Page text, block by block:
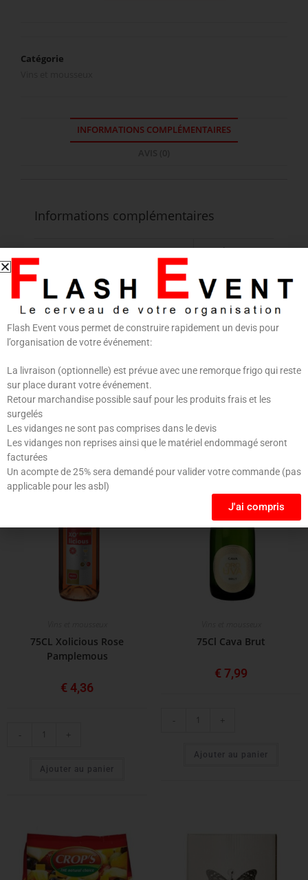
Catégorie
INFORMATIONS COMPLÉMENTAIRES
Informations complémentaires
CONDITIONNEMENT
75 cl
CLASSIFICATION
Vin rosé
Produits similaires
75CL Xolicious Rose
Pamplemous
€ 4,36
- +
Ajouter au panier
75Cl Cava Brut
€ 7,99
- +
Ajouter au panier
Flash Event vous permet de construire rapidement un devis pour
l’organisation de votre événement:
La livraison (optionnelle) est prévue avec une remorque frigo qui reste
sur place durant votre événement.
Retour marchandise possible sauf pour les produits frais et les
surgelés
Les vidanges ne sont pas comprises dans le devis
Les vidanges non reprises ainsi que le matériel endommagé seront
facturées
Un acompte de 25% sera demandé pour valider votre commande (pas
applicable pour les asbl)
J'ai compris